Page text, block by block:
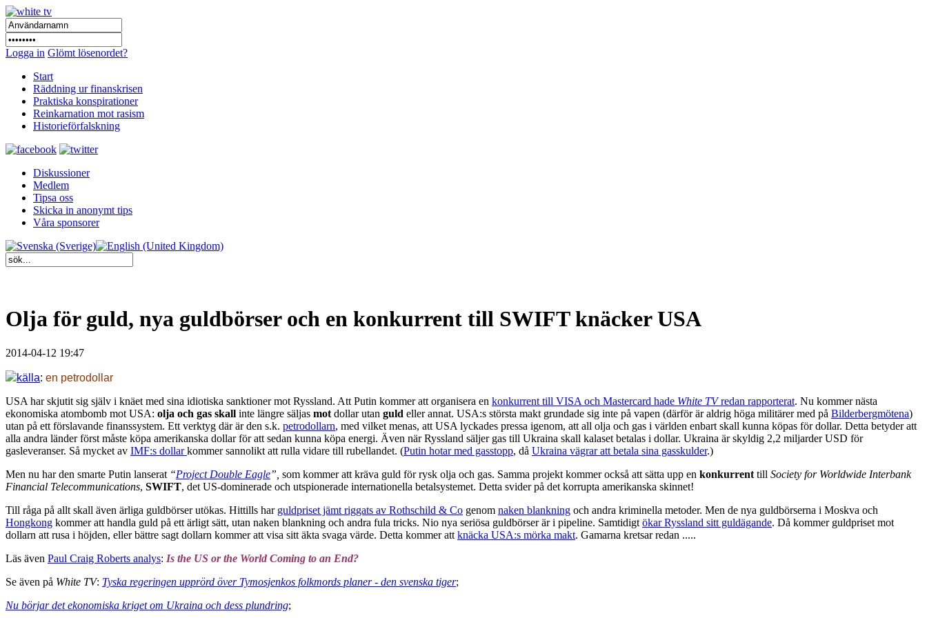
Logga in Glömt lösenordet?
Start
Räddning ur finanskrisen
Praktiska konspirationer
Reinkarnation mot rasism
Historieförfalskning
Diskussioner
Medlem
Tipsa oss
Skicka in anonymt tips
Våra sponsorer
Olja för guld, nya guldbörser och en konkurrent till SWIFT knäcker USA
2014-04-12 19:47
källa: en petrodollar
USA har skjutit sig själv i knäet med sina idiotiska sanktioner mot Ryssland. Att Putin kommer att organisera en konkurrent till VISA och Mastercard hade White TVredan rapporterat. Nu kommer nästa
ekonomiska atombomb mot USA: olja och gas skall inte längre säljas mot dollar utan guld eller annat. USA:s största makt grundade sig inte på vapen (därför är aldrig höga militärer med på Bilderbergmötena)
utan på ett förslavande finanssystem. Ett verktyg där är den s.k. petrodollarn, med vilket menas, att USA lyckades pressa igenom, att all olja och gas i världen enbart skall kunna köpas för dollar. Detta betyder att
alla andra länder först måste köpa amerikanska dollar för att sedan kunna köpa energi. Även när Ryssland säljer gas till Ukraina skall kalaset betalas i dollar. Ukraina är skyldig 2,2 miljarder USD för
gasleveranser. Så mycket av IMF:s dollarkommer sannolikt att rulla vidare till rubellandet. (Putin hotar med gasstopp, då Ukraina vägrar att betala sina gasskulder.)
Men nu har den smarte Putin lanserat “Project Double Eagle”, som kommer att kräva guld för rysk olja och gas. Samma projekt kommer också att sätta upp en konkurrent till Society for Worldwide Interbank
Financial Telecommunications, SWIFT, det US-dominerade och utspionerade internationella betalsystemet. Detta svider på det korrupta amerikanska skinnet!
Till råga på allt skall även ärliga guldbörser utökas. Hittills har guldpriset jämt riggats av Rothschild & Co genom naken blankning och andra kriminella metoder. Men de nya guldbörserna i Moskva och
Hongkong kommer att handla guld på ett ärligt sätt, utan naken blankning och andra fula tricks. Nio nya seriösa guldbörser är i pipeline. Samtidigt ökar Ryssland sitt guldägande. Då kommer guldpriset mot
dollarn att rusa i höjden, eller bättre sagt dollarn kommer att visa sitt äkta svaga värde. Detta kommer att knäcka USA:s mörka makt. Gamarna kretsar redan .....
Läs även Paul Craig Roberts analys: Is the US or the World Coming to an End?
Se även på White TV: Tyska regeringen upprörd över Tymosjenkos folkmords planer - den svenska tiger;
Nu börjar det ekonomiska kriget om Ukraina och dess plundring;